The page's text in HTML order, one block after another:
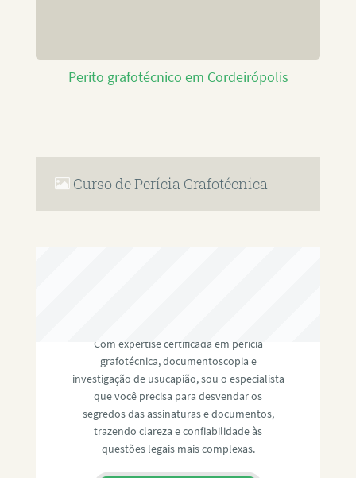
Perito grafotécnico em Cordeirópolis
Curso de Perícia Grafotécnica
Com expertise certificada em perícia
grafotécnica, documentoscopia e
investigação de usucapião, sou o especialista
que você precisa para desvendar os
segredos das assinaturas e documentos,
trazendo clareza e confiabilidade às
questões legais mais complexas.